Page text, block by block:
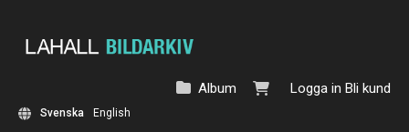
Logga in Bli kund
Album
Svenska English